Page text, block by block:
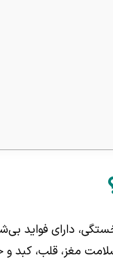
دارای فواید
مغز، قلب، کبد